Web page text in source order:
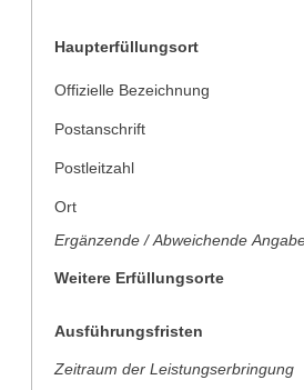
Haupterfüllungsort
Offizielle Bezeichnung
Postanschrift
Postleitzahl
Ort
Ergänzende / Abweichende
Weitere Erfüllungsorte
Ausführungsfristen
Zeitraum der Leistungserbringung